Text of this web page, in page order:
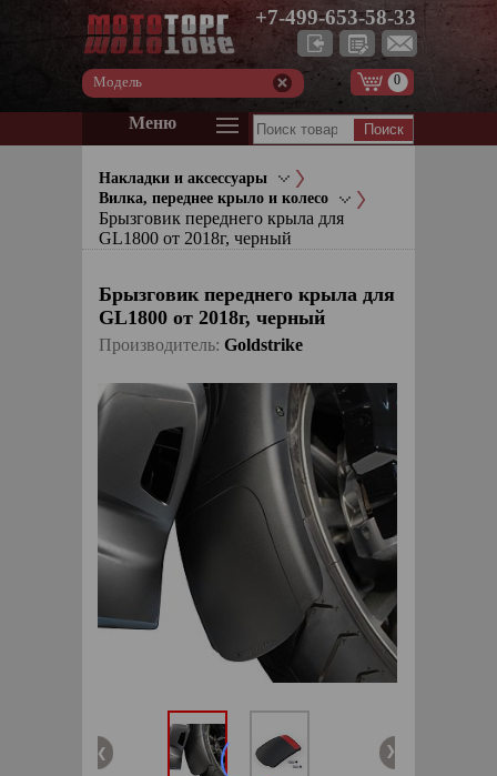
+7-499-653-58-33
Модель 0
Меню
Накладки и аксессуары
Вилка, переднее крыло и колесо
Брызговик переднего крыла для
GL1800 от 2018г, черный
Брызговик переднего крыла для
GL1800 от 2018г, черный
Производитель: Goldstrike